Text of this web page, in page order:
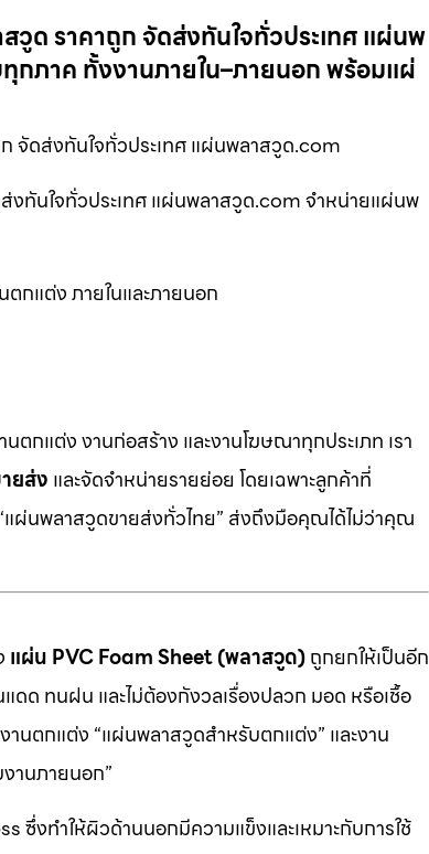
ด ราคาถูก จัดส่งทันใจทั่วประเทศ แผ่นพ
ภาค ทั้งงานภายใน–ภายนอก พร้อมแผ่
จัดส่งทันใจทั่วประเทศ แผ่นพลาสวูด.com
ทันใจทั่วประเทศ แผ่นพลาสวูด.com จำหน่ายแผ่นพ
กแต่ง ภายในและภายนอก
กแต่ง งานก่อสร้าง และงานโฆษณาทุกประเภท เรา
ยส่ง และจัดจำหน่ายรายย่อย โดยเฉพาะลูกค้าที่
ผ่นพลาสวูดขายส่งทั่วไทย” ส่งถึงมือคุณได้ไม่ว่าคุณ
แผ่น PVC Foam Sheet (พลาสวูด)ถูกยกให้เป็นอีก
ด ทนฝน และไม่ต้องกังวลเรื่องปลวก มอด หรือเชื้อ
านตกแต่ง “แผ่นพลาสวูดสำหรับตกแต่ง” และงาน
านภายนอก”
งทำให้ผิวด้านนอกมีความแข็งและเหมาะกับการใช้